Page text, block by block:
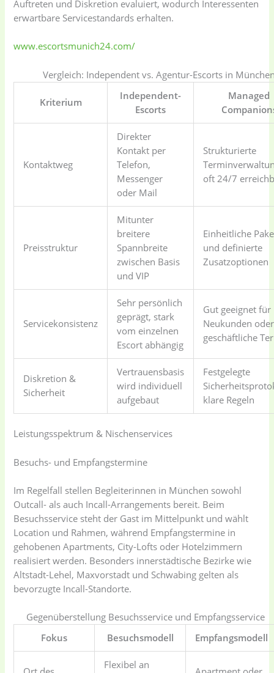
Auftreten und Diskretion evaluiert, wodurch Interessenten
erwartbare Servicestandards erhalten.
www.escortsmunich24.com/
Vergleich: Independent vs. Agentur-Escorts in
Kriterium
Independent-
Escorts
Managed
Kontaktweg
Direkter
Kontakt per
Telefon,
Messenger
oder Mail
Strukturierte
oft 24/7
Preisstruktur
Mitunter
breitere
Spannbreite
zwischen Basis
und VIP
Einheitliche
und definierte
Zusatzoptionen
Servicekonsistenz
Sehr persönlich
geprägt, stark
vom einzelnen
Escort abhängig
Gut geeignet für
Neukunden oder
geschäftliche
Diskretion &
Sicherheit
Vertrauensbasis
wird individuell
aufgebaut
Festgelegte
klare Regeln
Leistungsspektrum & Nischenservices
Besuchs- und Empfangstermine
Im Regelfall stellen Begleiterinnen in München sowohl
Outcall- als auch Incall-Arrangements bereit. Beim
Besuchsservice steht der Gast im Mittelpunkt und wählt
Location und Rahmen, während Empfangstermine in
gehobenen Apartments, City-Lofts oder Hotelzimmern
realisiert werden. Besonders innerstädtische Bezirke wie
Altstadt-Lehel, Maxvorstadt und Schwabing gelten als
bevorzugte Incall-Standorte.
Gegenüberstellung Besuchsservice und Empfangsservice
Fokus
Besuchsmodell Empfangsmodell
Flexibel an